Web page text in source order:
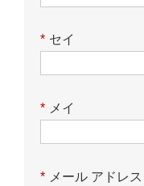
* セイ
* メイ
* メール アドレス